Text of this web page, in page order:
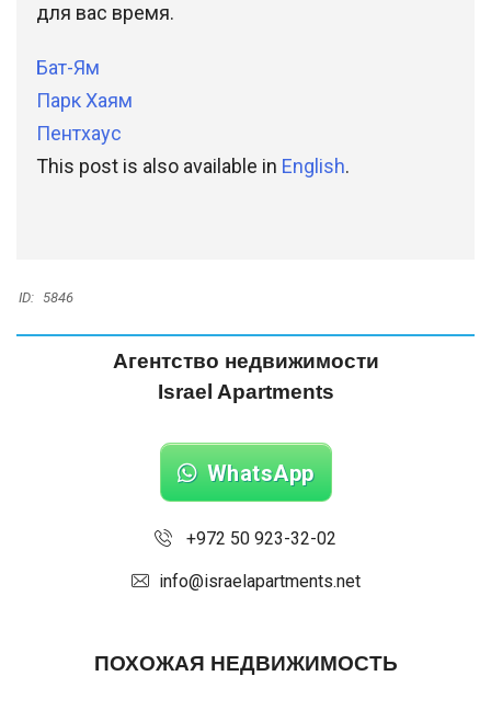
для вас время.
Бат-Ям
Парк Хаям
Пентхаус
This post is also available in English.
ID: 5846
Агентство недвижимости
Israel Apartments
WhatsApp
+972 50 923-32-02
info@israelapartments.net
ПОХОЖАЯ НЕДВИЖИМОСТЬ